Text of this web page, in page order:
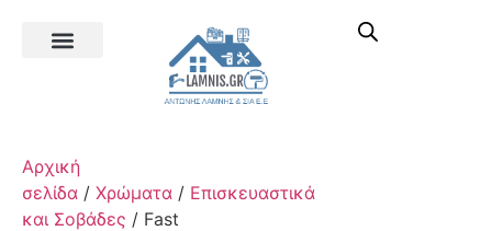
Αρχική
σελίδα / Χρώματα / Επισκευαστικά
και Σοβάδες / Fast